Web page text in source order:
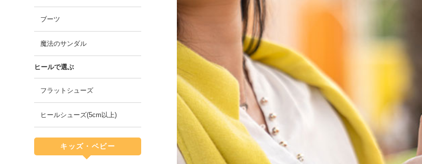
ブーツ
魔法のサンダル
ヒールで選ぶ
フラットシューズ
ヒールシューズ(5cm以上)
キッズ・ベビー